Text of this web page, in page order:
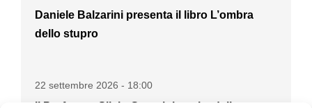
Daniele Balzarini presenta il libro L’ombra
dello stupro
22 settembre 2026 - 18:00